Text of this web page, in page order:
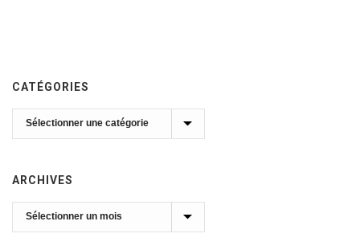
CATÉGORIES
Catégories
ARCHIVES
Archives